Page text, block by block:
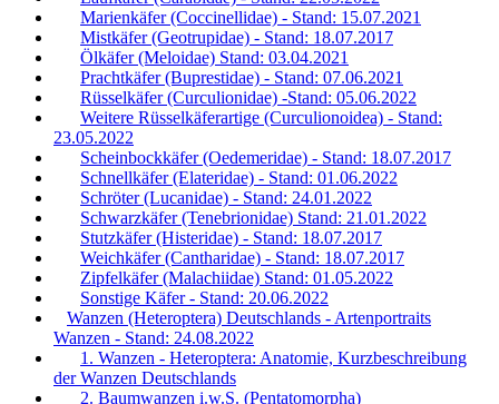
Marienkäfer (Coccinellidae) - Stand: 15.07.2021
Mistkäfer (Geotrupidae) - Stand: 18.07.2017
Ölkäfer (Meloidae) Stand: 03.04.2021
Prachtkäfer (Buprestidae) - Stand: 07.06.2021
Rüsselkäfer (Curculionidae) -Stand: 05.06.2022
Weitere Rüsselkäferartige (Curculionoidea) - Stand:
23.05.2022
Scheinbockkäfer (Oedemeridae) - Stand: 18.07.2017
Schnellkäfer (Elateridae) - Stand: 01.06.2022
Schröter (Lucanidae) - Stand: 24.01.2022
Schwarzkäfer (Tenebrionidae) Stand: 21.01.2022
Stutzkäfer (Histeridae) - Stand: 18.07.2017
Weichkäfer (Cantharidae) - Stand: 18.07.2017
Zipfelkäfer (Malachiidae) Stand: 01.05.2022
Sonstige Käfer - Stand: 20.06.2022
Wanzen (Heteroptera) Deutschlands - Artenportraits
Wanzen - Stand: 24.08.2022
1. Wanzen - Heteroptera: Anatomie, Kurzbeschreibung
der Wanzen Deutschlands
2. Baumwanzen i.w.S. (Pentatomorpha)